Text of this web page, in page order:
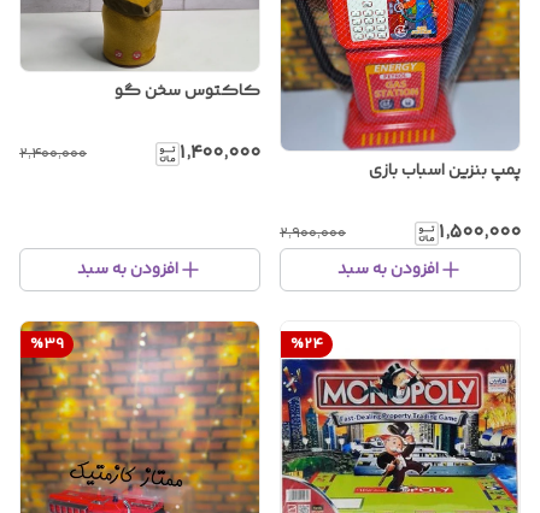
پمپ بنزین اسباب بازی
۱٬۵۰۰٬۰۰۰ ۲٬۹۰۰٬۰۰۰
افزودن به سبد
کاکتوس سخن گو
۱٬۴۰۰٬۰۰۰ ۲٬۴۰۰٬۰۰۰
افزودن به سبد
%24
%39